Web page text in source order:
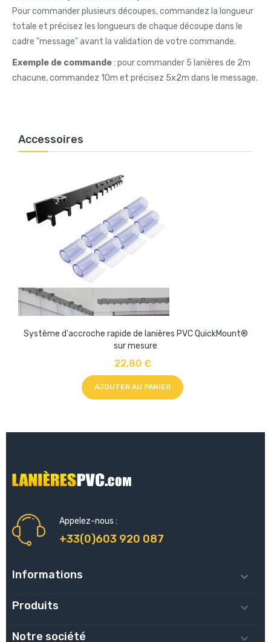
Pour commander plusieurs découpes, commandez la longueur
totale et précisez les longueurs de chaque découpe dans le
cadre "message" avant la validation de votre commande.
Exemple de commande: pour commander 5 lanières de 2m
chacune, commandez 10m et précisez 5x2m dans le message.
Accessoires
Système d'accroche rapide de lanières PVC QuickMount®
sur mesure
22,80 €
AJOUTER AU PANIER
Appelez-nous :
+33(0)603 920 087
Informations 
Produits 
Notre société 